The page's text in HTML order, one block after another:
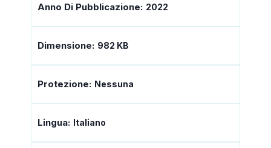
Anno Di Pubblicazione: 2022
Dimensione: 982 KB
Protezione: Nessuna
Lingua: Italiano